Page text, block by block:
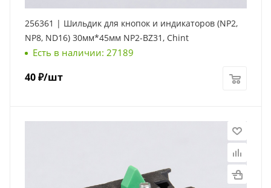
256361 | Шильдик для кнопок и индикаторов (NP2,
NP8, ND16) 30мм*45мм NP2-BZ31, Chint
Есть в наличии: 27189
40₽/шт